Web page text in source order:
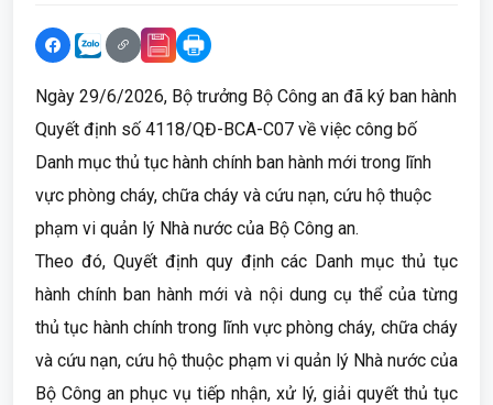
Ngày 29/6/2026, Bộ trưởng Bộ Công an đã ký ban hành
Quyết định số 4118/QĐ-BCA-C07 về việc công bố
Danh mục thủ tục hành chính ban hành mới trong lĩnh
vực phòng cháy, chữa cháy và cứu nạn, cứu hộ thuộc
phạm vi quản lý Nhà nước của Bộ Công an.
Theo đó, Quyết định quy định các Danh mục thủ tục
hành chính ban hành mới và nội dung cụ thể của từng
thủ tục hành chính trong lĩnh vực phòng cháy, chữa cháy
và cứu nạn, cứu hộ thuộc phạm vi quản lý Nhà nước của
Bộ Công an phục vụ tiếp nhận, xử lý, giải quyết thủ tục